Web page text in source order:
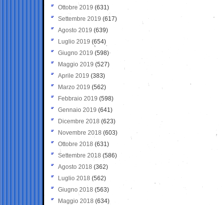
Ottobre 2019 (631)
Settembre 2019 (617)
Agosto 2019 (639)
Luglio 2019 (654)
Giugno 2019 (598)
Maggio 2019 (527)
Aprile 2019 (383)
Marzo 2019 (562)
Febbraio 2019 (598)
Gennaio 2019 (641)
Dicembre 2018 (623)
Novembre 2018 (603)
Ottobre 2018 (631)
Settembre 2018 (586)
Agosto 2018 (362)
Luglio 2018 (562)
Giugno 2018 (563)
Maggio 2018 (634)